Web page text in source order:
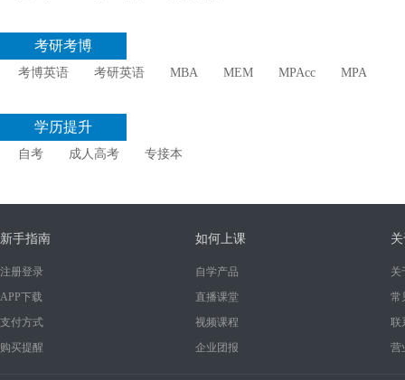
考研考博
考博英语 考研英语 MBA MEM MPAcc MPA
学历提升
自考 成人高考 专接本
新手指南
注册登录
APP下载
支付方式
购买提醒
如何上课
自学产品
直播课堂
视频课程
企业团报
关
常
联
营